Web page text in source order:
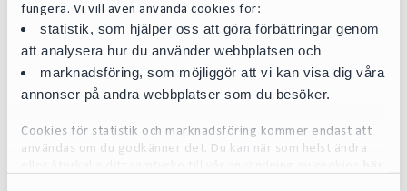
fungera. Vi vill även använda cookies för:
statistik, som hjälper oss att göra förbättringar genom
att analysera hur du använder webbplatsen och
marknadsföring, som möjliggör att vi kan visa dig våra
annonser på andra webbplatser som du besöker.
Cookies för statistik och marknadsföring kommer endast att
användas om du godkänner det. Du kan när som helst ändra